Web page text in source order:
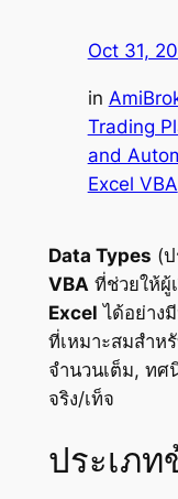
Oct 31,
in
Trading
and
Excel VBA
Data Types (
VBA ที่ช่วยให้ผู้
Excel ได้อย่าง
ที่เหมาะสมสำห
จำนวนเต็ม, ทศ
จริง/เท็จ
ประเภท